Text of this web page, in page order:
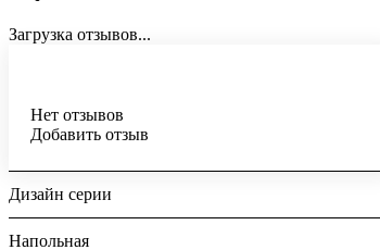
Загрузка отзывов...
Нет отзывов
Добавить отзыв
Дизайн серии
Напольная